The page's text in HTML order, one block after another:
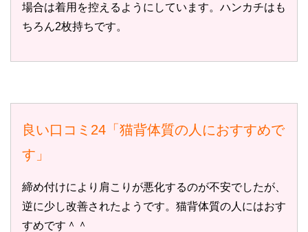
場合は着用を控えるようにしています。ハンカチはも
ちろん2枚持ちです。
良い口コミ24「猫背体質の人におすすめで
す」
締め付けにより肩こりが悪化するのが不安でしたが、
逆に少し改善されたようです。猫背体質の人にはおす
すめです＾＾